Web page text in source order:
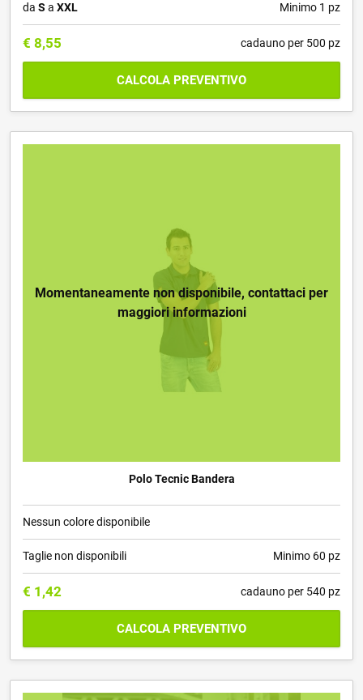
da S a XXL Minimo 1 pz
€ 8,55 cadauno per 500 pz
CALCOLA PREVENTIVO
Momentaneamente non disponibile, contattaci per
maggiori informazioni
Polo Tecnic Bandera
Nessun colore disponibile
Taglie non disponibili Minimo 60 pz
€ 1,42 cadauno per 540 pz
CALCOLA PREVENTIVO